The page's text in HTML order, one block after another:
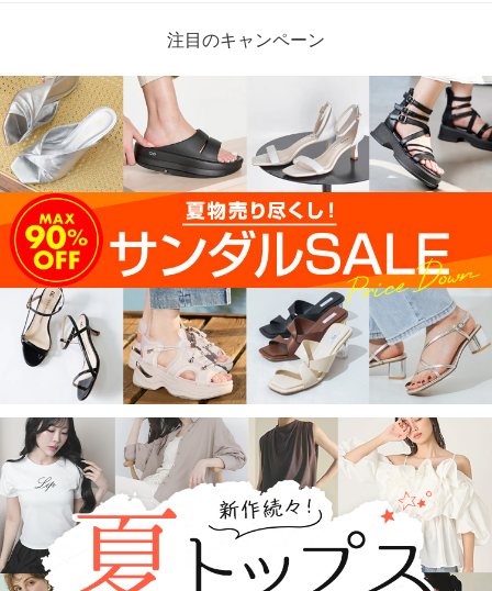
注目のキャンペーン